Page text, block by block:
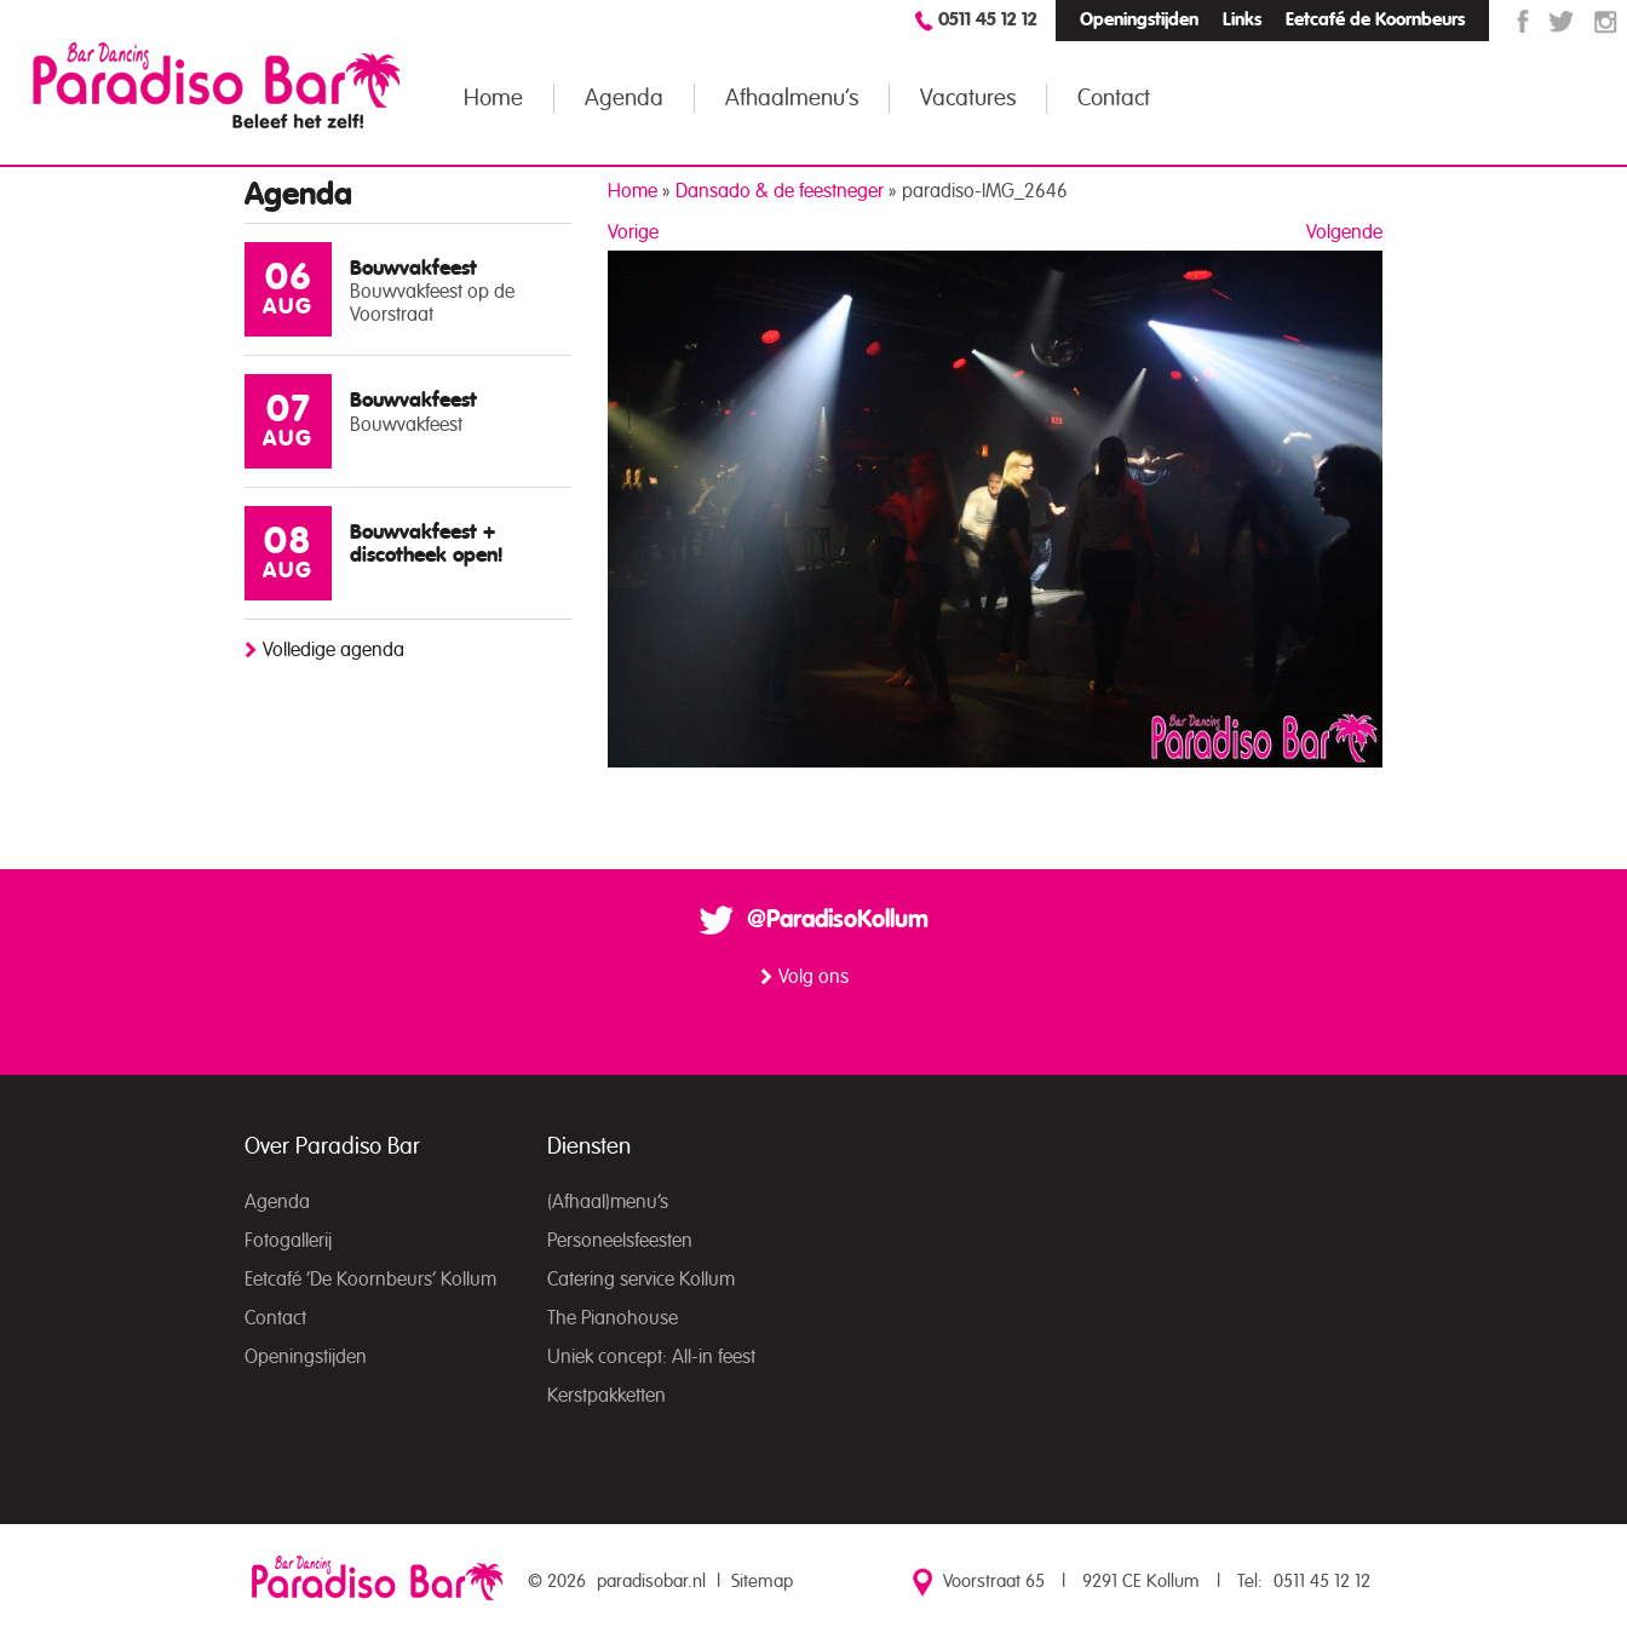
Openingstijden Links Eetcafé de Koornbeurs
0511 45 12 12
Home Agenda Afhaalmenu’s Vacatures Contact
Agenda
06
AUG
Bouwvakfeest
Bouwvakfeest op de
Voorstraat
07
AUG
Bouwvakfeest
Bouwvakfeest
08
AUG
Bouwvakfeest +
discotheek open!
Volledige agenda
Home » Dansado & de feestneger » paradiso-IMG_2646
Volgende
Vorige
@ParadisoKollum
Volg ons
Over Paradiso Bar
Agenda
Fotogallerij
Eetcafé ‘De Koornbeurs’ Kollum
Contact
Openingstijden
Diensten
(Afhaal)menu’s
Personeelsfeesten
Catering service Kollum
The Pianohouse
Uniek concept: All-in feest
Kerstpakketten
© 2026 paradisobar.nl Sitemap Voorstraat 65 9291 CE Kollum Tel: 0511 45 12 12